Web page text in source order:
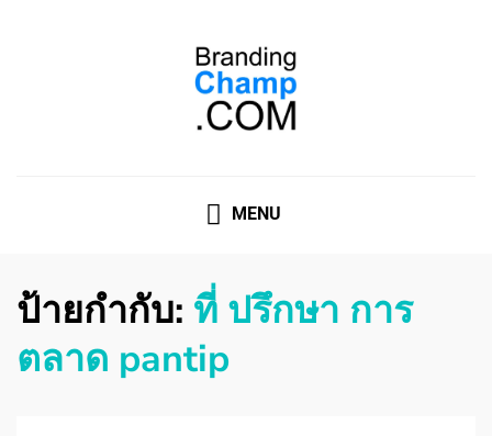
MENU
ป้ายกำกับ: ที่ ปรึกษา การ
ตลาด pantip